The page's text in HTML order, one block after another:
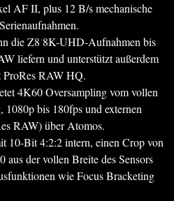
AF II, plus 12 B/s mechanische
die Z8 8K-UHD-Aufnahmen bis
liefern und unterstützt außerdem
RAW HQ.
4K60 Oversampling vom vollen
1080p bis 180fps und externen
RAW) über Atomos.
10-Bit 4:2:2 intern, einen Crop von
der vollen Breite des Sensors
wie Focus Bracketing